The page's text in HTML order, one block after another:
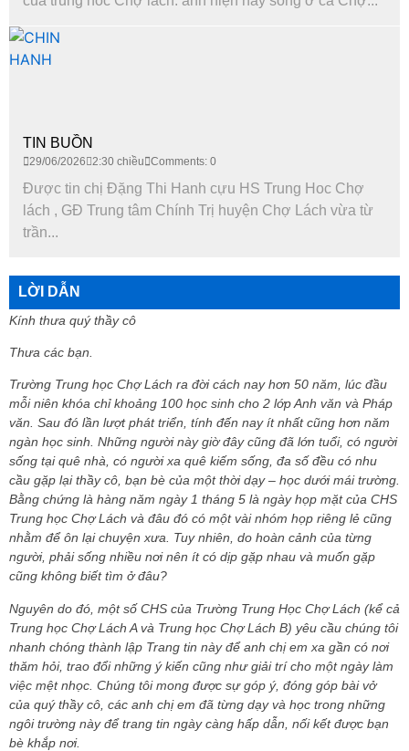
TIN BUỒN
29/06/2026 2:30 chiều Comments: 0
Được tin chị Đặng Thi Hanh cựu HS Trung Hoc Chợ
lách , GĐ Trung tâm Chính Trị huyện Chợ Lách vừa từ
trần...
LỜI DẪN
Kính thưa quý thầy cô
Thưa các bạn.
Trường Trung học Chợ Lách ra đời cách nay hơn 50 năm, lúc đầu
mỗi niên khóa chỉ khoảng 100 học sinh cho 2 lớp Anh văn và Pháp
văn. Sau đó lần lượt phát triển, tính đến nay ít nhất cũng hơn năm
ngàn học sinh. Những người này giờ đây cũng đã lớn tuổi, có người
sống tại quê nhà, có người xa quê kiếm sống, đa số đều có nhu
cầu gặp lại thầy cô, bạn bè của một thời dạy – học dưới mái trường.
Bằng chứng là hàng năm ngày 1 tháng 5 là ngày họp mặt của CHS
Trung học Chợ Lách và đâu đó có một vài nhóm họp riêng lẻ cũng
nhằm để ôn lại chuyện xưa. Tuy nhiên, do hoàn cảnh của từng
người, phải sống nhiều nơi nên ít có dịp gặp nhau và muốn gặp
cũng không biết tìm ở đâu?
Nguyên do đó, một số CHS của Trường Trung Học Chợ Lách (kể cả
Trung học Chợ Lách A và Trung học Chợ Lách B) yêu cầu chúng tôi
nhanh chóng thành lập Trang tin này để anh chị em xa gần có nơi
thăm hỏi, trao đổi những ý kiến cũng như giải trí cho một ngày làm
việc mệt nhọc. Chúng tôi mong được sự góp ý, đóng góp bài vở
của quý thầy cô, các anh chị em đã từng dạy và học trong những
ngôi trường này để trang tin ngày càng hấp dẫn, nối kết được bạn
bè khắp nơi.